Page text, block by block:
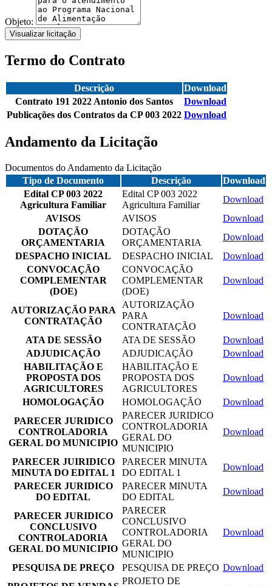
Objeto:
Visualizar licitação
Termo do Contrato
Descrição
Download
Contrato 191 2022 Antonio dos Santos
Download
Publicações dos Contratos da CP 003 2022 Download
Andamento da Licitação
Documentos do Andamento da Licitação
Tipo de Documento
Descrição
Download
Edital CP 003 2022
Agricultura Familiar
Edital CP 003 2022
Agricultura Familiar
Download
AVISOS
AVISOS
Download
DOTAÇÃO
ORÇAMENTARIA
DOTAÇÃO
ORÇAMENTARIA
Download
DESPACHO INICIAL
DESPACHO INICIAL
Download
CONVOCAÇÃO
COMPLEMENTAR
(DOE)
CONVOCAÇÃO
COMPLEMENTAR
(DOE)
Download
AUTORIZAÇÃO PARA
CONTRATAÇÃO
AUTORIZAÇÃO
PARA
CONTRATAÇÃO
Download
ATA DE SESSÃO ATA DE SESSÃO
Download
ADJUDICAÇÃO
ADJUDICAÇÃO
Download
HABILITAÇÃO E
PROPOSTA DOS
AGRICULTORES
HABILITAÇÃO E
PROPOSTA DOS
AGRICULTORES
Download
HOMOLOGAÇÃO HOMOLOGAÇÃO
Download
PARECER JURIDICO
CONTROLADORIA
GERAL DO MUNICIPIO
PARECER JURIDICO
CONTROLADORIA
GERAL DO
MUNICIPIO
Download
PARECER JUIRIDICO
MINUTA DO EDITAL 1
PARECER MINUTA
DO EDITAL 1
Download
PARECER JURIDICO
DO EDITAL
PARECER MINUTA
DO EDITAL
Download
PARECER JURIDICO
CONCLUSIVO
CONTROLADORIA
GERAL DO MUNICIPIO
PARECER
CONCLUSIVO
CONTROLADORIA
GERAL DO
MUNICIPIO
Download
PESQUISA DE PREÇO PESQUISA DE PREÇO Download
PROJETO DE